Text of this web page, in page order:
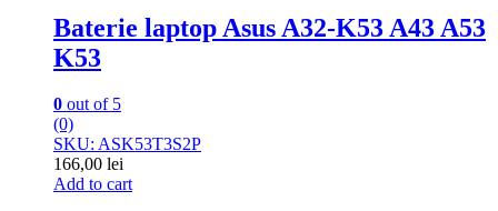
Baterie laptop Asus A32-K53 A43 A53
K53
0 out of 5
(0)
SKU: ASK53T3S2P
166,00 lei
Add to cart